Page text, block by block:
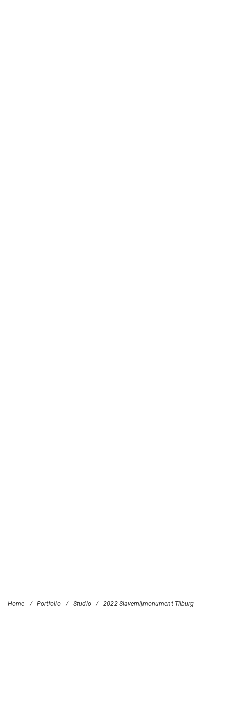
Home / Portfolio / Studio / 2022 Slavernijmonument Tilburg